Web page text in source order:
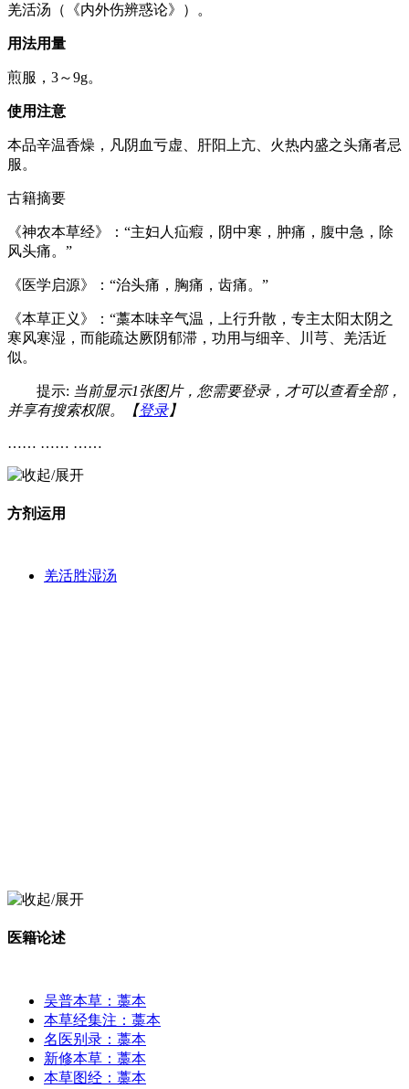
羌活汤（《内外伤辨惑论》）。
用法用量
煎服，3～9g。
使用注意
本品辛温香燥，凡阴血亏虚、肝阳上亢、火热内盛之头痛者忌
服。
古籍摘要
《神农本草经》：“主妇人疝瘕，阴中寒，肿痛，腹中急，除
风头痛。”
《医学启源》：“治头痛，胸痛，齿痛。”
《本草正义》：“藁本味辛气温，上行升散，专主太阳太阴之
寒风寒湿，而能疏达厥阴郁滞，功用与细辛、川芎、羌活近
似。
提示: 当前显示1张图片，您需要登录，才可以查看全部，
并享有搜索权限。【登录】
…… …… ……
方剂运用
羌活胜湿汤
医籍论述
吴普本草：藁本
本草经集注：藁本
名医别录：藁本
新修本草：藁本
本草图经：藁本